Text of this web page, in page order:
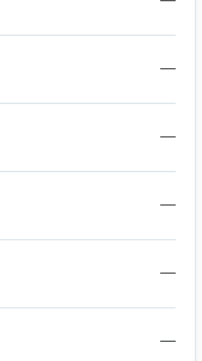
—
—
—
—
—